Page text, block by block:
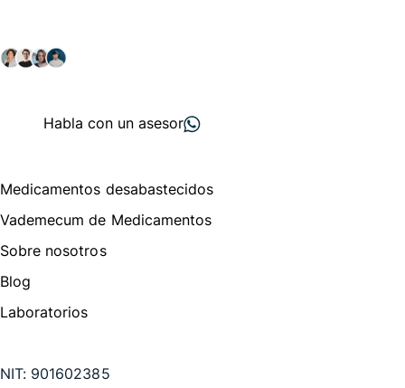
Habla con un asesor
Medicamentos desabastecidos
Vademecum de Medicamentos
Sobre nosotros
Blog
Laboratorios
NIT: 901602385